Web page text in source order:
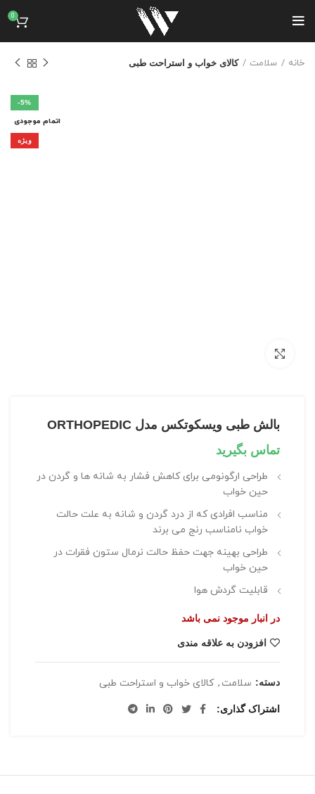
0
خانه سلامت کالای خواب و استراحت طبی
-5%
اتمام موجودی
ویژه
بالش طبی ویسکوتکس مدل ORTHOPEDIC
تماس بگیرید
طراحی ارگونومی برای کاهش فشار به شانه ها و گردن در
حین خواب
مناسب افرادی که از درد گردن و شانه به علت حالت
خواب نامناسب رنج می برند
طراحی بهینه جهت حفظ حالت نرمال ستون فقرات در
حین خواب
قابلیت گردش هوا
در انبار موجود نمی باشد
افزودن به علاقه مندی
دسته: سلامت , کالای خواب و استراحت طبی
اشتراک گذاری